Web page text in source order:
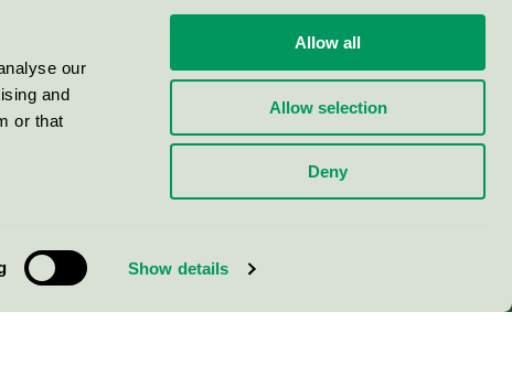
our
and
or that
Show details
Allow all
Allow selection
Deny